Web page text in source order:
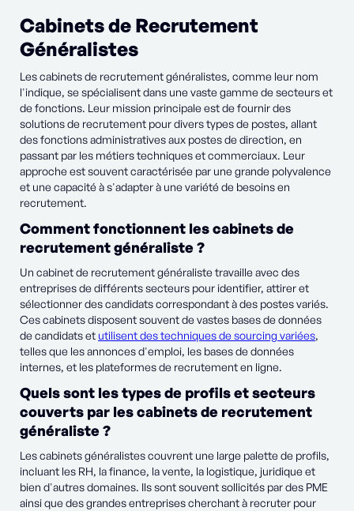
Cabinets de Recrutement
Généralistes
Les cabinets de recrutement généralistes, comme leur nom
l'indique, se spécialisent dans une vaste gamme de secteurs et
de fonctions. Leur mission principale est de fournir des
solutions de recrutement pour divers types de postes, allant
des fonctions administratives aux postes de direction, en
passant par les métiers techniques et commerciaux. Leur
approche est souvent caractérisée par une grande polyvalence
et une capacité à s'adapter à une variété de besoins en
recrutement.
Comment fonctionnent les cabinets de
recrutement généraliste ?
Un cabinet de recrutement généraliste travaille avec des
entreprises de différents secteurs pour identifier, attirer et
sélectionner des candidats correspondant à des postes variés.
Ces cabinets disposent souvent de vastes bases de données
de candidats et utilisent des techniques de sourcing variées,
telles que les annonces d'emploi, les bases de données
internes, et les plateformes de recrutement en ligne.
Quels sont les types de profils et secteurs
couverts par les cabinets de recrutement
généraliste ?
Les cabinets généralistes couvrent une large palette de profils,
incluant les RH, la finance, la vente, la logistique, juridique et
bien d'autres domaines. Ils sont souvent sollicités par des PME
ainsi que des grandes entreprises cherchant à recruter pour